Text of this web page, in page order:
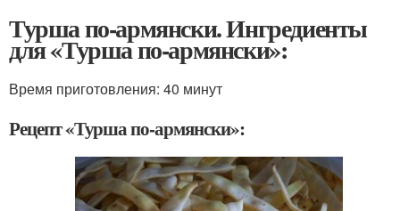
Турша по-армянски. Ингредиенты
для «Турша по-армянски»:
Время приготовления: 40 минут
Рецепт «Турша по-армянски»: